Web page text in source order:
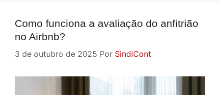
Como funciona a avaliação do anfitrião
no Airbnb?
3 de outubro de 2025 Por SindiCont